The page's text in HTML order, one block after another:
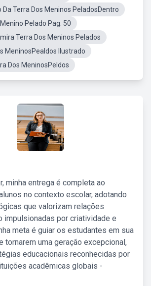
Da Terra Dos Meninos PeladosDentro
Pelado Pag. 50
Terra Dos Meninos Pelados
MeninosPealdos Ilustrado
Dos MeninosPeldos
minha entrega é completa ao
no contexto escolar, adotando
que valorizam relações
impulsionadas por criatividade e
meta é guiar os estudantes em sua
tornarem uma geração excepcional,
educacionais reconhecidas por
acadêmicas globais -